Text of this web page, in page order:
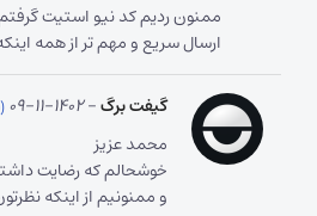
ممنون ردیم کد نیو استیت
ارسال سریع و مهم تر از همه
گیفت برگ–
1402-11-09
محمد عزیز
خوشحالم که رضایت
و ممنونیم از اینکه